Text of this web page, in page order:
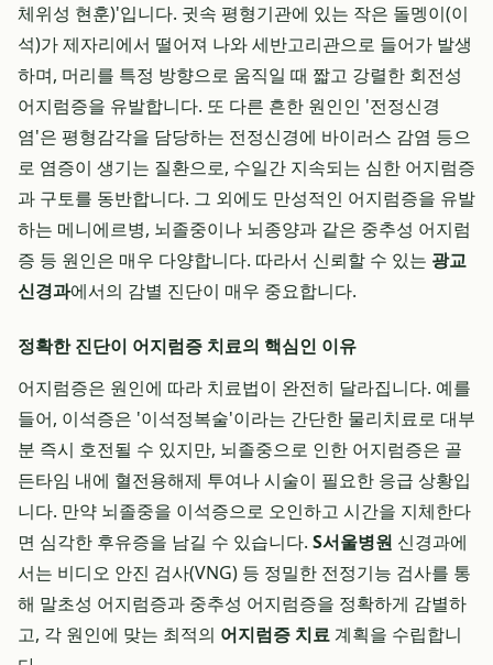
체위성 현훈)'입니다. 귓속 평형기관에 있는 작은 돌멩이(이
석)가 제자리에서 떨어져 나와 세반고리관으로 들어가 발생
하며, 머리를 특정 방향으로 움직일 때 짧고 강렬한 회전성
어지럼증을 유발합니다. 또 다른 흔한 원인인 '전정신경
염'은 평형감각을 담당하는 전정신경에 바이러스 감염 등으
로 염증이 생기는 질환으로, 수일간 지속되는 심한 어지럼증
과 구토를 동반합니다. 그 외에도 만성적인 어지럼증을 유발
하는 메니에르병, 뇌졸중이나 뇌종양과 같은 중추성 어지럼
증 등 원인은 매우 다양합니다. 따라서 신뢰할 수 있는 광교
신경과에서의 감별 진단이 매우 중요합니다.
정확한 진단이 어지럼증 치료의 핵심인 이유
어지럼증은 원인에 따라 치료법이 완전히 달라집니다. 예를
들어, 이석증은 '이석정복술'이라는 간단한 물리치료로 대부
분 즉시 호전될 수 있지만, 뇌졸중으로 인한 어지럼증은 골
든타임 내에 혈전용해제 투여나 시술이 필요한 응급 상황입
니다. 만약 뇌졸중을 이석증으로 오인하고 시간을 지체한다
면 심각한 후유증을 남길 수 있습니다. S서울병원 신경과에
서는 비디오 안진 검사(VNG) 등 정밀한 전정기능 검사를 통
해 말초성 어지럼증과 중추성 어지럼증을 정확하게 감별하
고, 각 원인에 맞는 최적의 어지럼증 치료 계획을 수립합니